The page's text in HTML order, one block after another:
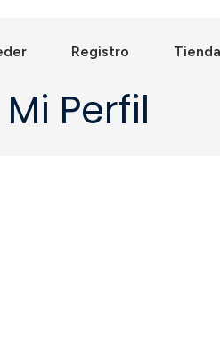
Registro Tienda
Perfil